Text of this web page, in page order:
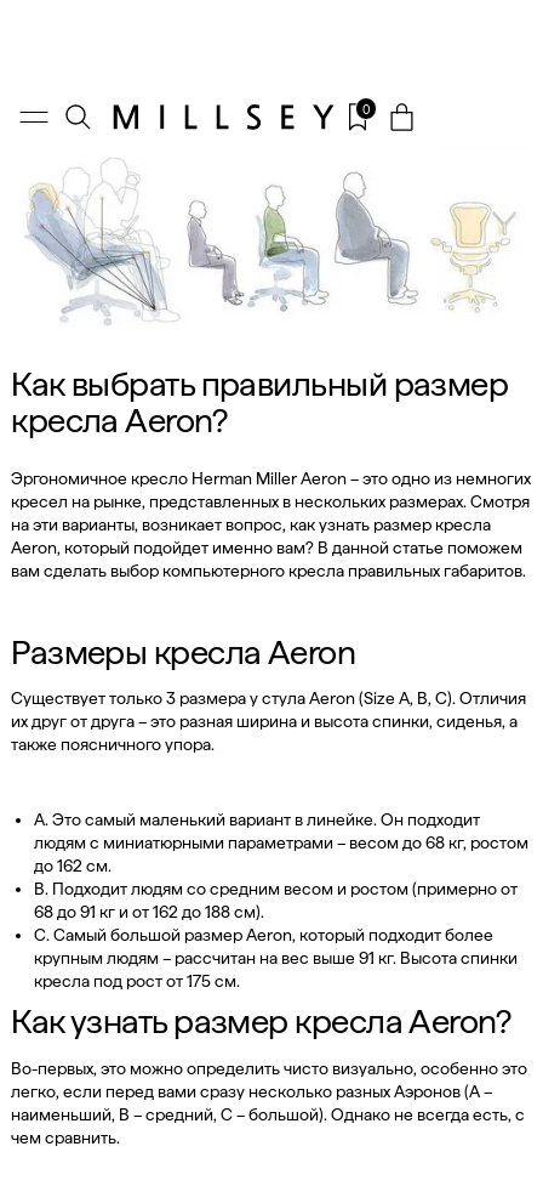
0
Как выбрать правильный размер
кресла Aeron?
Эргономичное кресло Herman Miller Aeron – это одно из немногих
кресел на рынке, представленных в нескольких размерах. Смотря
на эти варианты, возникает вопрос, как узнать размер кресла
Aeron, который подойдет именно вам? В данной статье поможем
вам сделать выбор компьютерного кресла правильных габаритов.
Размеры кресла Aeron
Существует только 3 размера у стула Aeron (Size A, B, C). Отличия
их друг от друга – это разная ширина и высота спинки, сиденья, а
также поясничного упора.
A. Это самый маленький вариант в линейке. Он подходит
людям с миниатюрными параметрами – весом до 68 кг, ростом
до 162 см.
B. Подходит людям со средним весом и ростом (примерно от
68 до 91 кг и от 162 до 188 см).
C. Самый большой размер Aeron, который подходит более
крупным людям – рассчитан на вес выше 91 кг. Высота спинки
кресла под рост от 175 см.
Как узнать размер кресла Aeron?
Во-первых, это можно определить чисто визуально, особенно это
легко, если перед вами сразу несколько разных Аэронов (A –
наименьший, B – средний, C – большой). Однако не всегда есть, с
чем сравнить.